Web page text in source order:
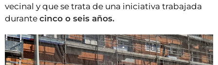
vecinal y que se trata de una iniciativa trabajada
durante cinco o seis años.